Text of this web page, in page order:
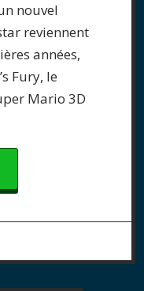
nouvel
reviennent
années,
Fury, le
Mario 3D